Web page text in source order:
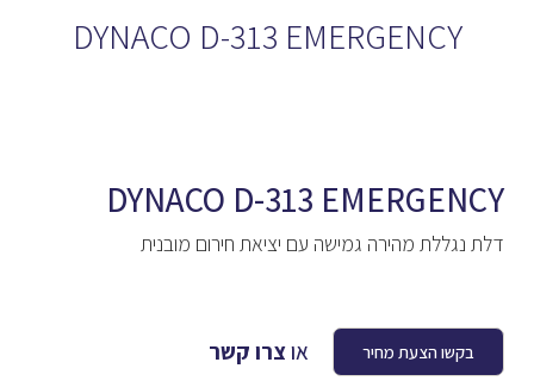
DYNACO D-313 EMERGENCY
DYNACO D-313 EMERGENCY
דלת נגללת מהירה גמישה עם יציאת חירום מובנית
בקשו הצעת מחיר אוצרו קשר